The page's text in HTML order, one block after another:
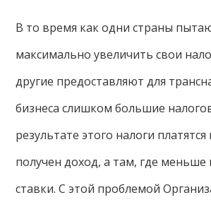
В то время как одни страны
максимально увеличить свои
другие предоставляют для
бизнеса слишком большие
результате этого налоги платятся
получен доход, а там, где меньше
ставки. С этой проблемой